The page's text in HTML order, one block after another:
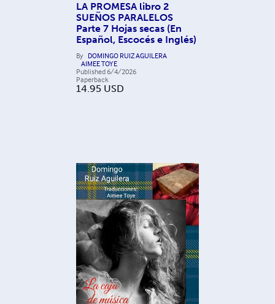
LA PROMESA libro 2
SUEÑOS PARALELOS
Parte 7 Hojas secas (En
Español, Escocés e Inglés)
By DOMINGO RUIZ AGUILERA
AIMEE TOYE
Published 6/4/2026
Paperback
14.95 USD